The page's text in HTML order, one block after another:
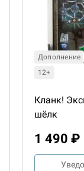
Дополнение
12+
Кланк!
шёлк
1 490 ₽